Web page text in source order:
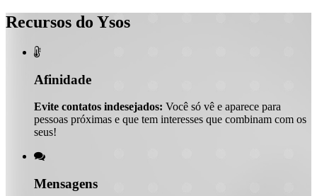
Recursos do Ysos

Afinidade
Evite contatos indesejados: Você só vê e aparece para
pessoas próximas e que tem interesses que combinam com os
seus!

Mensagens